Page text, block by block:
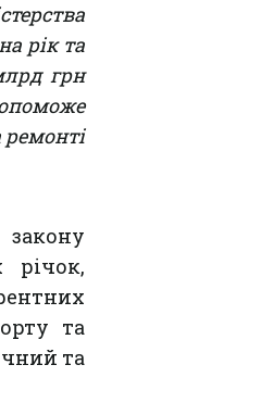
рік та
грн
річок,
та
та